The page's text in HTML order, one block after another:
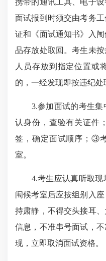
携带的通讯工具、电子
面试报到时须交由考务
证和《面试通知书》入
品存放处取回。考生未
人员存放到指定位置或
的，一经发现即按违纪处
3.参加面试的考生集
认身份，查验有关证件
签，确定面试顺序；③
室。
4.考生应认真听取现
闱候考室后应按组别入
持肃静，不得交头接耳
信息，不准串号面试，
现，立即取消面试资格。